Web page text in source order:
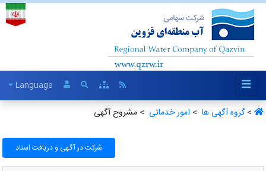
Language
>گروه آگهی ها ‏>امور خدماتی ‏> مشروح آگهی
شرکت در آگهی و دریافت اسناد